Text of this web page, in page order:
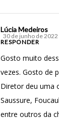
Lúcia Medeiros
30 de junho de 2022
RESPONDER
Gosto muito
vezes. Gosto de
Diretor deu uma
Saussure,
entre outros da